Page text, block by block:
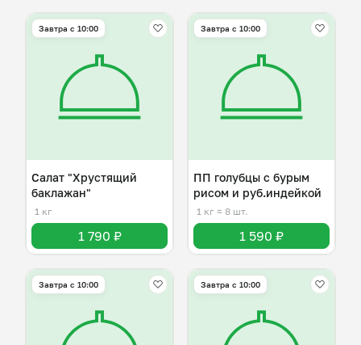
Завтра c 10:00
Салат "Хрустящий
баклажан"
1 кг
1 790 ₽
Завтра c 10:00
ПП голубцы с бурым
рисом и руб.индейкой
1 кг ≈ 8 шт.
1 590 ₽
Завтра c 10:00 Завтра c 10:00